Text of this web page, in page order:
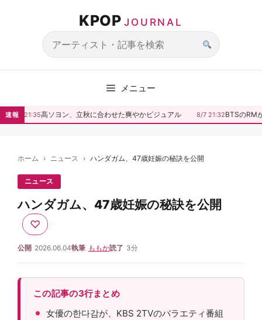
キ
ッ
KPOP JOURNAL
サ
検
索
メニュー
速報
8/7 21:35高ソヨン、立秋に合わせた爽やかビジュアル 8/7 21:32BTSのRM
ホーム ニュース ハンダガム、47歳妊娠の秘訣を公開
ニュース
ハンダガム、47歳妊娠の秘訣を公開
♡
公開 2026.06.04執筆 ももか読了 3分
この記事の3行まとめ
女優の한다감が、KBS 2TVのバラエティ番組